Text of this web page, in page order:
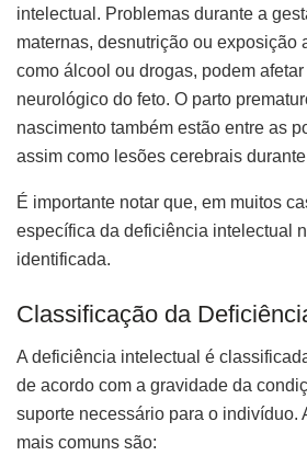
intelectual. Problemas durante a
maternas, desnutrição ou exposição
como álcool ou drogas, podem
neurológico do feto. O parto
nascimento também estão entre as
assim como lesões cerebrais
É importante notar que, em muitos
específica da deficiência intelectual
identificada.
Classificação da
A deficiência intelectual é
de acordo com a gravidade da
suporte necessário para o indivíduo.
mais comuns são: